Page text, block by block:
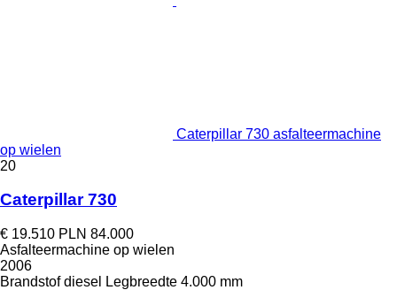
Caterpillar 730 asfalteermachine
op wielen
20
Caterpillar 730
€ 19.510 PLN 84.000
Asfalteermachine op wielen
2006
Brandstof diesel Legbreedte 4.000 mm